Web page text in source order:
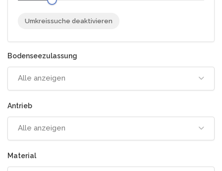
Umkreissuche deaktivieren
Alle anzeigen
Alle anzeigen